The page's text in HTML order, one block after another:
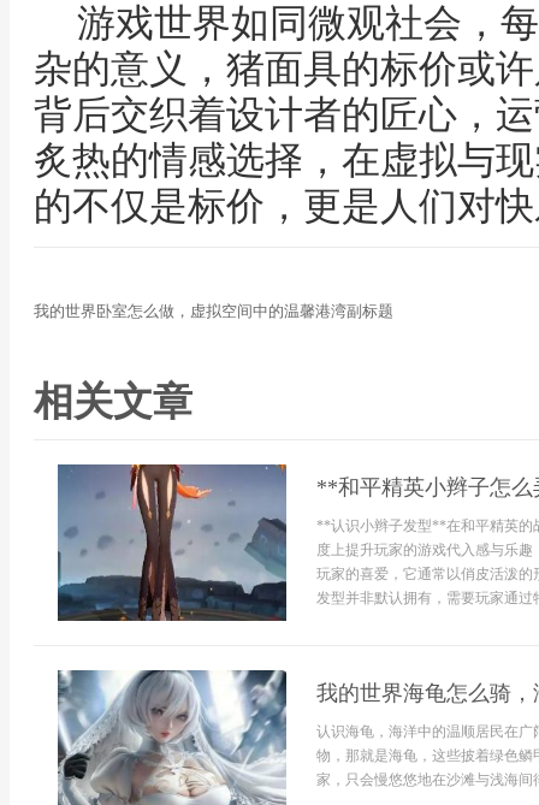
游戏世界如同微观社会，
杂的意义，猪面具的标价或
背后交织着设计者的匠心，
炙热的情感选择，在虚拟与
的不仅是标价，更是人们对
我的世界卧室怎么做，虚拟空间中的温馨港湾副标题
相关文章
**和平精英小辫子怎
**认识小辫子发型**在和平精英的
度上提升玩家的游戏代入感与乐
玩家的喜爱，它通常以俏皮活泼
发型并非默认拥有，需要玩家通
我的世界海龟怎么骑
认识海龟，海洋中的温顺居民在
物，那就是海龟，这些披着绿色
家，只会慢悠悠地在沙滩与浅海间